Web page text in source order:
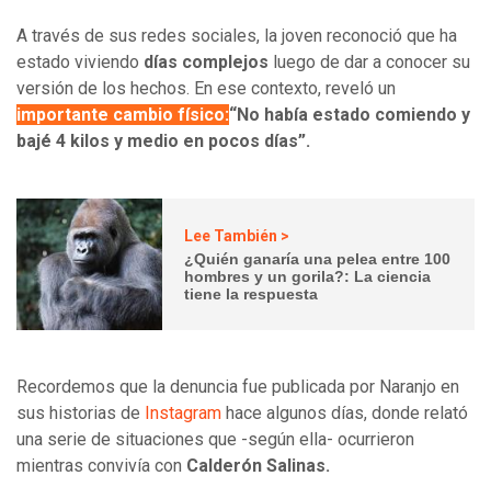
A través de sus redes sociales, la joven reconoció que ha
estado viviendo días complejos luego de dar a conocer su
versión de los hechos. En ese contexto, reveló un
importante cambio físico:“No había estado comiendo y
bajé 4 kilos y medio en pocos días”.
Lee También >
¿Quién ganaría una pelea entre 100
hombres y un gorila?: La ciencia
tiene la respuesta
Recordemos que la denuncia fue publicada por Naranjo en
sus historias de Instagram hace algunos días, donde relató
una serie de situaciones que -según ella- ocurrieron
mientras convivía con Calderón Salinas.